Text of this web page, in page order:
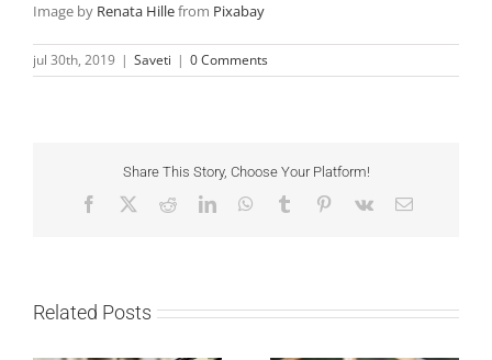
Image by Renata Hillefrom Pixabay
jul 30th, 2019 | Saveti | 0 Comments
Share This Story, Choose Your Platform!
Facebook RedditLinkedInWhatsApp
Tumblr Pinterest
Vk Email
Related Posts